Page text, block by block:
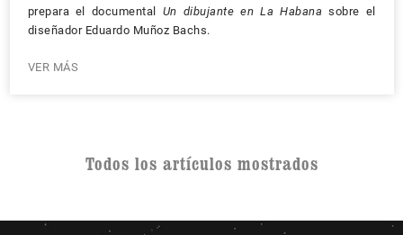
prepara el documental Un dibujante en La Habana sobre el
diseñador Eduardo Muñoz Bachs.
VER MÁS
Todos los artículos mostrados